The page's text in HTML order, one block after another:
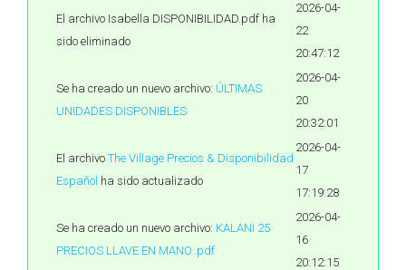
El archivo Isabella DISPONIBILIDAD.pdf ha
sido eliminado
2026-04-
22
20:47:12
Se ha creado un nuevo archivo: ÚLTIMAS
UNIDADES DISPONIBLES
2026-04-
20
20:32:01
El archivo The Village Precios & Disponibilidad
Español ha sido actualizado
2026-04-
17
17:19:28
Se ha creado un nuevo archivo: KALANI 25
PRECIOS LLAVE EN MANO..pdf
2026-04-
16
20:12:15